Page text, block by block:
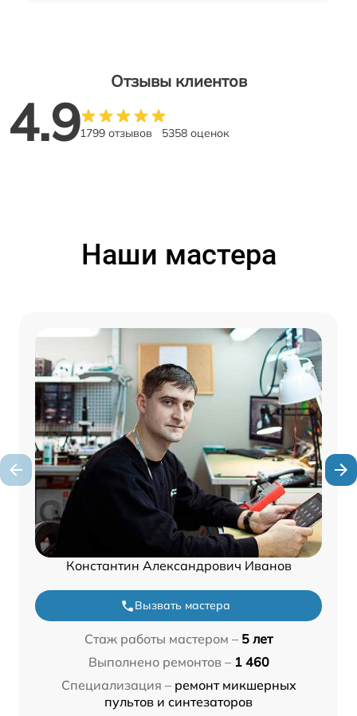
Отзывы клиентов
4.91799 отзывов 5358 оценок
Наши мастера
Константин Александрович Иванов
Вызвать мастера
Стаж работы мастером – 5 лет
Выполнено ремонтов – 1 460
Специализация – ремонт микшерных
пультов и синтезаторов